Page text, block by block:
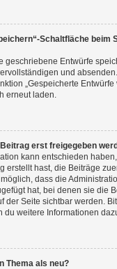
Schaltfläche beim
geschriebene Entwürfe
und
„Gespeicherte
erneut laden.
erst freigegeben
kann entschieden
erstellt hast, die Beiträge
dass die
hat, bei denen sie die
der Seite sichtbar werden.
du weitere Informationen
Thema als neu?